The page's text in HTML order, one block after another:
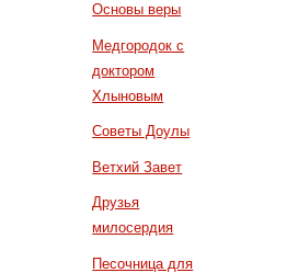
Основы веры
Медгородок с
доктором
Хлыновым
Советы Доулы
Ветхий Завет
Друзья
милосердия
Песочница для